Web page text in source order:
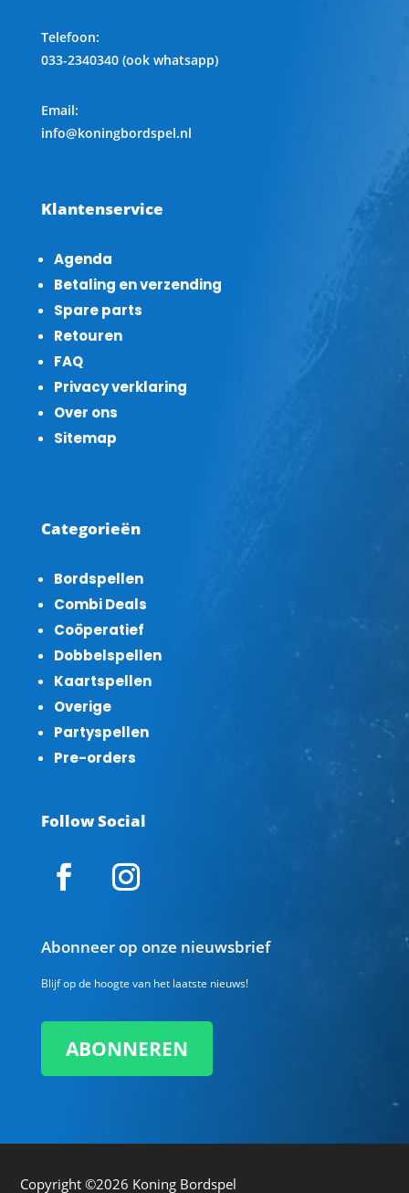
Telefoon:
033-2340340 (ook whatsapp)
Email:
info@koningbordspel.nl
Klantenservice
Agenda
Betaling en verzending
Spare parts
Retouren
FAQ
Privacy verklaring
Over ons
Sitemap
Categorieën
Bordspellen
Combi Deals
Coöperatief
Dobbelspellen
Kaartspellen
Overige
Partyspellen
Pre-orders
Follow Social
Abonneer op onze nieuwsbrief
Blijf op de hoogte van het laatste nieuws!
ABONNEREN
Copyright ©2026 Koning Bordspel